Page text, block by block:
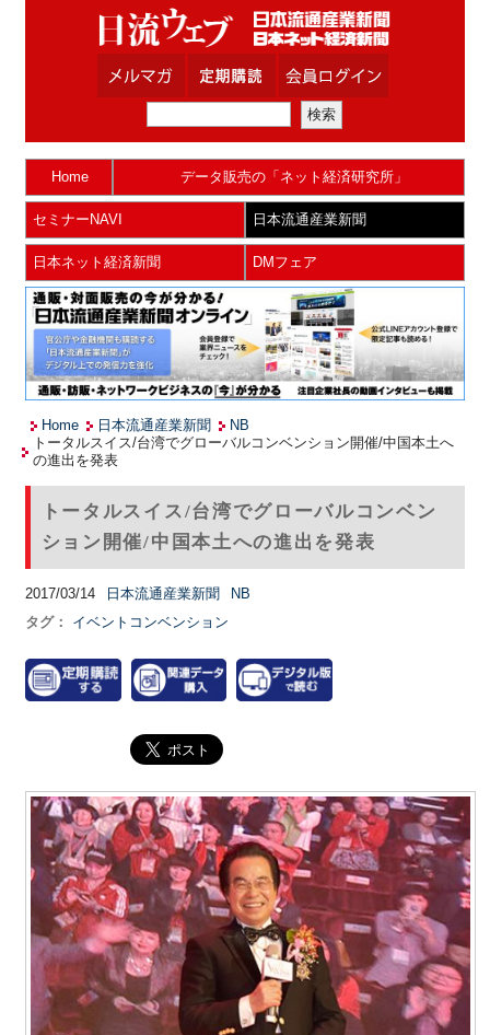
Home データ販売の「ネット経済研究所」
セミナーNAVI 日本流通産業新聞
日本ネット経済新聞 DMフェア
Home 日本流通産業新聞
NB
トータルスイス/台湾でグローバルコンベンション開催/中国本土へ
の進出を発表
トータルスイス/台湾でグローバルコンベン
ション開催/中国本土への進出を発表
2017/03/14 日本流通産業新聞
NB
タグ：
イベントコンベンション